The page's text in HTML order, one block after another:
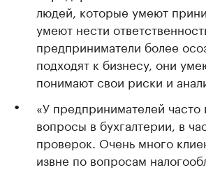
людей, которые умеют
умеют нести
предприниматели более
подходят к бизнесу, они
понимают свои риски и
«У предпринимателей часто
вопросы в бухгалтерии, в
проверок. Очень много
извне по вопросам